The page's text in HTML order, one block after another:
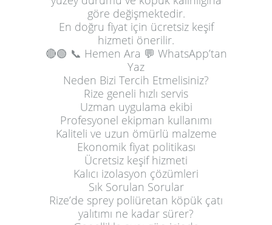
göre değişmektedir.
En doğru fiyat için ücretsiz keşif
hizmeti önerilir.
🔴🟢 📞 Hemen Ara 💬 WhatsApp’tan
Yaz
Neden Bizi Tercih Etmelisiniz?
Rize geneli hızlı servis
Uzman uygulama ekibi
Profesyonel ekipman kullanımı
Kaliteli ve uzun ömürlü malzeme
Ekonomik fiyat politikası
Ücretsiz keşif hizmeti
Kalıcı izolasyon çözümleri
Sık Sorulan Sorular
Rize’de sprey poliüretan köpük çatı
yalıtımı ne kadar sürer?